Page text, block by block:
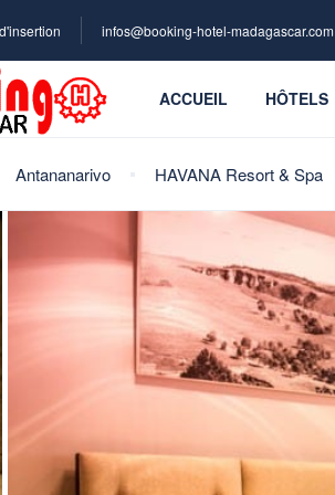
infos@booking-hotel-madagascar.com
ACCUEIL HÔTELS
Antananarivo HAVANA Resort & Spa